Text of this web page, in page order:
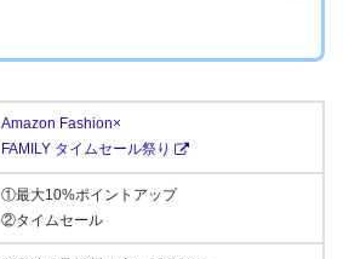
Amazon Fashion×
FAMILY タイムセール祭り
①最大10%ポイントアップ
②タイムセール